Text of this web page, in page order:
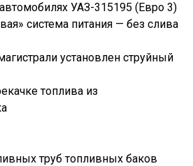
УАЗ-315195 (Евро 3)
система питания — без слива
установлен струйный
топлива из
труб топливных баков